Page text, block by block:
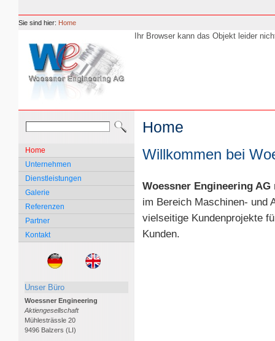
Sie sind hier: Home
Ihr Browser kann das Objekt leider
Home
Unternehmen
Dienstleistungen
Galerie
Referenzen
Partner
Kontakt
Unser Büro
Woessner Engineering
Aktiengesellschaft
Mühlesträssle 20
9496 Balzers (LI)
Home
Willkommen bei
Woessner Engineering AG
im Bereich Maschinen- und
vielseitige Kundenprojekte
Kunden.